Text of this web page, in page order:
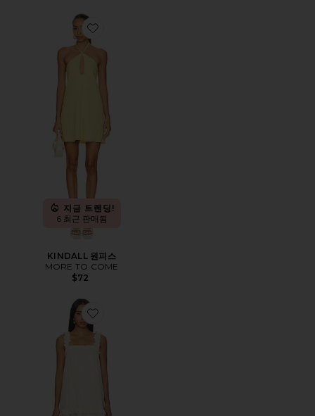
Favorite KINDALL 원피스
지금 트렌딩!
6 최근 판매됨
KINDALL 원피스
MORE TO COME
$72
Favorite Spring Tide Tunic